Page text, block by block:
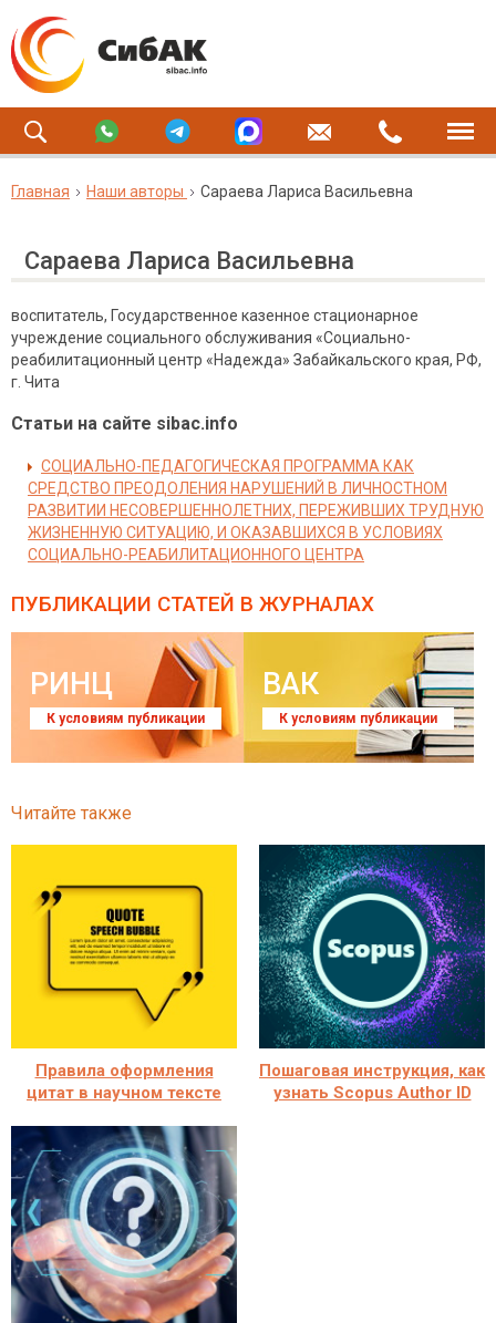
Главная Наши авторы Сараева Лариса Васильевна
Сараева Лариса Васильевна
воспитатель, Государственное казенное стационарное
учреждение социального обслуживания «Социально-
реабилитационный центр «Надежда» Забайкальского края, РФ,
г. Чита
Статьи на сайте sibac.info
СОЦИАЛЬНО-ПЕДАГОГИЧЕСКАЯ ПРОГРАММА КАК
СРЕДСТВО ПРЕОДОЛЕНИЯ НАРУШЕНИЙ В ЛИЧНОСТНОМ
РАЗВИТИИ НЕСОВЕРШЕННОЛЕТНИХ, ПЕРЕЖИВШИХ ТРУДНУЮ
ЖИЗНЕННУЮ СИТУАЦИЮ, И ОКАЗАВШИХСЯ В УСЛОВИЯХ
СОЦИАЛЬНО-РЕАБИЛИТАЦИОННОГО ЦЕНТРА
ПУБЛИКАЦИИ СТАТЕЙ В ЖУРНАЛАХ
РИНЦ
К условиям публикации
ВАК
К условиям публикации
Читайте также
Правила оформления
цитат в научном тексте
Пошаговая инструкция, как
узнать Scopus Author ID